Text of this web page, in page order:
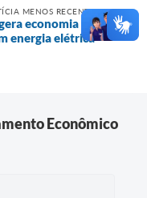
MENOS RECENTE
economia de
energia elétrica
Econômico